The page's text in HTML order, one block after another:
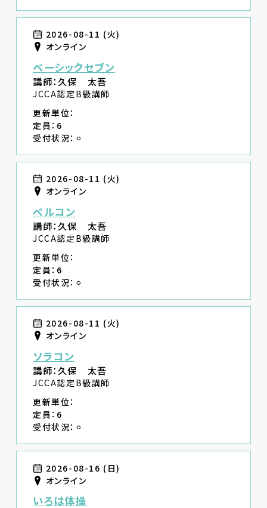
2026-08-11 (火)
オンライン
ベーシックセブン
講師：久保 太吾
JCCA認定B級講師
更新単位：
定員：6
受付状況：⚪︎
2026-08-11 (火)
オンライン
ペルコン
講師：久保 太吾
JCCA認定B級講師
更新単位：
定員：6
受付状況：⚪︎
2026-08-11 (火)
オンライン
ソラコン
講師：久保 太吾
JCCA認定B級講師
更新単位：
定員：6
受付状況：⚪︎
2026-08-16 (日)
オンライン
いろは体操